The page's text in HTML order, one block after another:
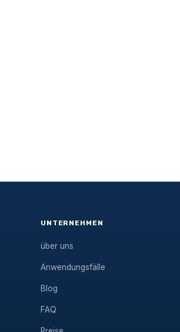
UNTERNEHMEN
über uns
Anwendungsfälle
Blog
FAQ